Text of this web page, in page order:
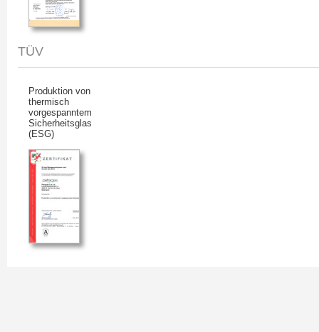
TÜV
Produktion von
thermisch
vorgespanntem
Sicherheitsglas
(ESG)